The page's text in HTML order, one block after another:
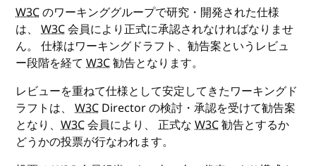
W3Cのワーキンググループで研究・開発された仕様
は、W3C会員により正式に承認されなければなりませ
ん。 仕様はワーキングドラフト、勧告案というレビュ
ー段階を経てW3C勧告となります。
レビューを重ねて仕様として安定してきたワーキングド
ラフトは、W3C Director の検討・承認を受けて勧告案
となり、W3C会員により、 正式なW3C勧告とするか
どうかの投票が行なわれます。